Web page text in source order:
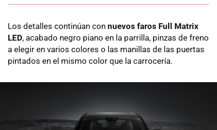
Los detalles continúan con nuevos faros Full Matrix
LED, acabado negro piano en la parrilla, pinzas de freno
a elegir en varios colores o las manillas de las puertas
pintados en el mismo color que la carrocería.